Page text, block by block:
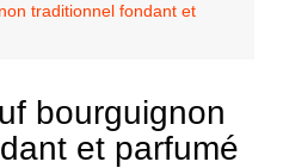
traditionnel fondant et
bourguignon
et parfumé